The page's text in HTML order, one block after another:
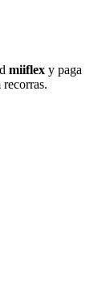
miiflex y paga